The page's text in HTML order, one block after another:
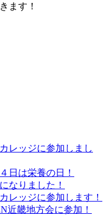
ます！
レッジに参加しまし
日は栄養の日！
なりました！
レッジに参加します！
近畿地方会に参加！